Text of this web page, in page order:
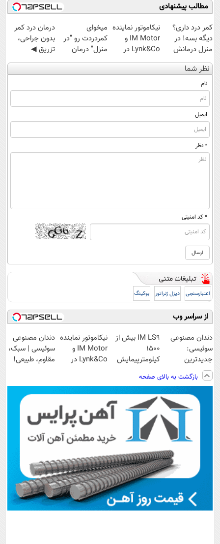
مطالب پیشنهادی
کمر درد داری؟
دیگه بسه! در
منزل درمانش
کن
(◀پرسش‌نامه)
نیکاموتور نماینده
IM Motor و
Lynk&Co در
ایران
میخوای
کمردردت رو "در
منزل" درمان
کنی؟ (◂فیلم +
◂پرسش‌نامه)
درمان درد کمر
بدون جراحی،
تزریق ◀
پرسش‌نامه رو پر
کن ▶
نظر شما
نام
ایمیل
* نظر
* کد امنیتی
اعتبارسنجی دیزل ژنراتور بوکینگ
از سراسر وب
دندان مصنوعی
سوئیسی:
جدیدترین
فناوری اروپا،
سبک و مقاوم |
پرداخت قسطی
IM LS9 بیش از
1500
کیلومترپیمایش
نیکاموتور نماینده
IM Motor و
Lynk&Co در
دندان مصنوعی
سوئیسی | سبک،
مقاوم، طبیعی!
اقساطی😍
بازگشت به بالای صفحه